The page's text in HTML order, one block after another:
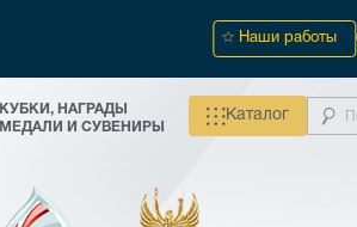
Наши работы
КУБКИ, НАГРАДЫ
МЕДАЛИ И СУВЕНИРЫ
Каталог